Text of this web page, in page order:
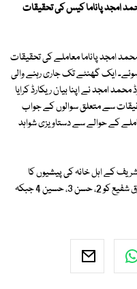
امجد پاناما کیس کی تحقیقات
امجد پاناما معاملے کی تحقیقات
ایک گھنٹے تک جاری رہنے والی
امجد نے اپنا بیان ریکارڈ کرایا
سے متعلق سوالوں کے جواب
کے حوالے سے دستاویزی شواہد
کے اہل خانہ کی پیشیوں کا
سلسلہ دوبارہ شروع ہوگا۔ وزیر اعظم کے کزن طارق شفیع کو 2، حسن 3، حسین 4 جبکہ